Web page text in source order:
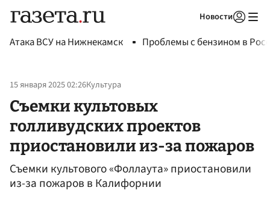
Новости
Атака ВСУ на Нижнекамск Проблемы с бензином в
15 января 2025 02:26Культура
Съемки культовых
голливудских проектов
приостановили из-за пожаров
Съемки культового «Фоллаута» приостановили
из-за пожаров в Калифорнии